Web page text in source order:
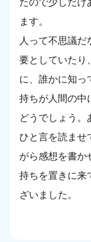
たので少しだけ
ます。
人って不思議
要としていたり
に、誰かに知っ
持ちが人間の中
どうでしょう。
ひと言を読ませ
がら感想を書か
持ちを置きに来
ざいました。